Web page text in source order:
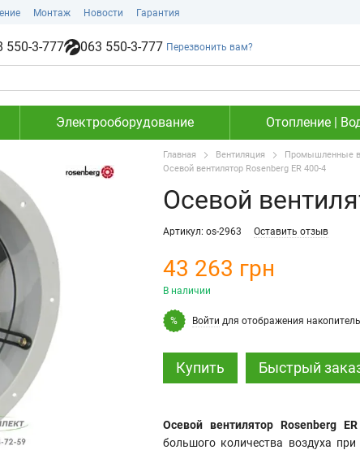
Монтаж Новости Гарантия
550-3-777 063 550-3-777 Перезвонить вам?
Электрооборудование Отопление |
Главная Вентиляция Промышленные
Осевой вентилятор Rosenberg ER 400-4
Осевой
Артикул: os-2963 Оставить отзыв
43 263 грн
В наличии
% Войти для отображения
Купить Быстрый
Осевой вентилятор Rosenberg
большого количества воздуха